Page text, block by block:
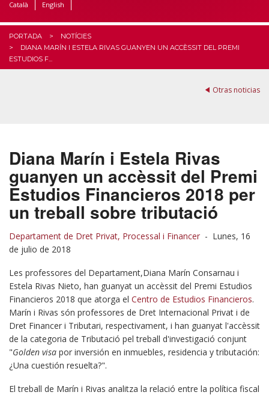
Català English
PORTADA
NOTÍCIES
DIANA MARÍN I ESTELA RIVAS GUANYEN UN ACCÈSSIT DEL PREMI
ESTUDIOS F...
Otras noticias
Diana Marín i Estela Rivas
guanyen un accèssit del Premi
Estudios Financieros 2018 per
un treball sobre tributació
Departament de Dret Privat, Processal i Financer - Lunes, 16
de julio de 2018
Les professores del Departament,Diana Marín Consarnau i
Estela Rivas Nieto, han guanyat un accèssit del Premi Estudios
Financieros 2018 que atorga el Centro de Estudios Financieros.
Marín i Rivas són professores de Dret Internacional Privat i de
Dret Financer i Tributari, respectivament, i han guanyat l'accèssit
de la categoria de Tributació pel treball d'investigació conjunt
"Golden visa por inversión en inmuebles, residencia y tributación:
¿Una cuestión resuelta?".
El treball de Marín i Rivas analitza la relació entre la política fiscal